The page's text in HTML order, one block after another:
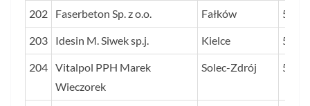
202 Faserbeton Sp. z o.o. Fałków 56
203 Idesin M. Siwek sp.j. Kielce 55
204 Vitalpol PPH Marek
Wieczorek
Solec-Zdrój 55